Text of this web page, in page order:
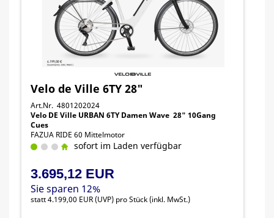
Velo de Ville 6TY 28"
Art.Nr. 4801202024
Velo DE Ville URBAN 6TY Damen Wave 28" 10Gang
Cues
FAZUA RIDE 60 Mittelmotor
sofort im Laden verfügbar
3.695,12 EUR
Sie sparen 12%
statt4.199,00 EUR(UVP) pro Stück (inkl. MwSt.)